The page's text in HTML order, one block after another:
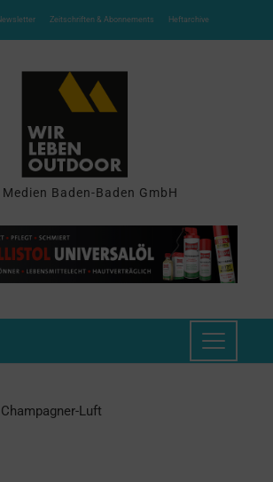
Zeitschriften & Abonnements Heftarchive
Medien Baden-Baden GmbH
Champagner-Luft